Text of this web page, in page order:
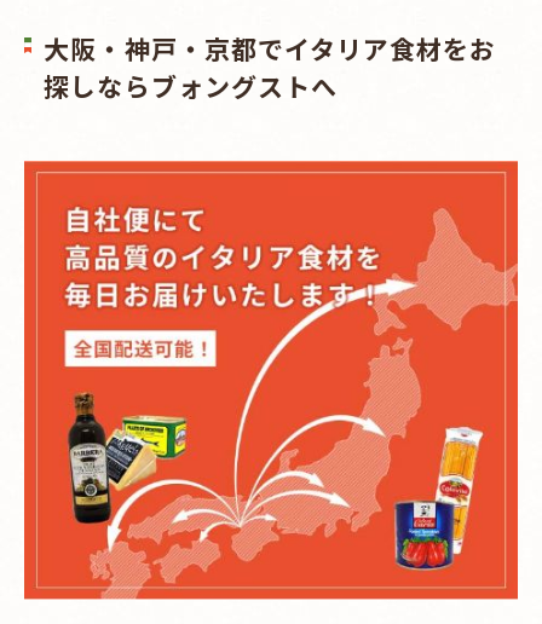
大阪・神戸・京都でイタリア食材をお
探しならブォングストへ